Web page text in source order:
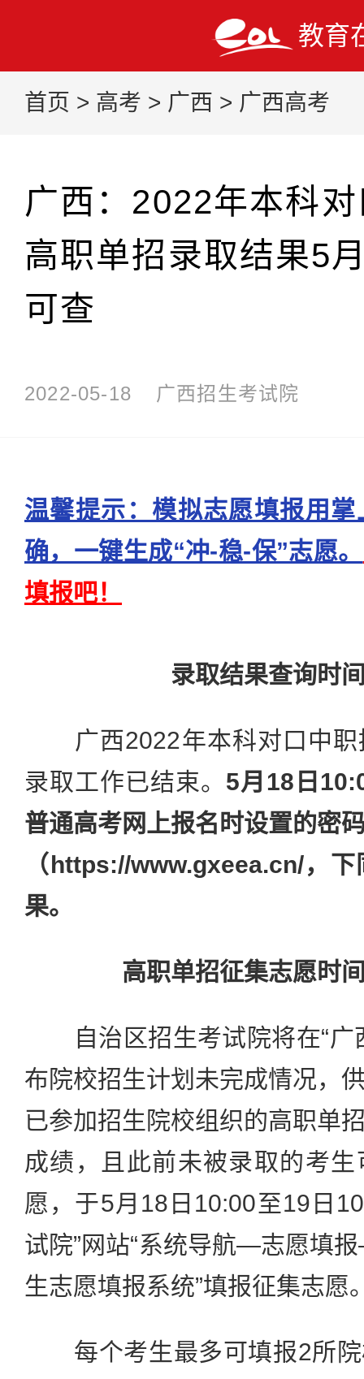
教育
首页 > 高考 > 广西 > 广西高考
广西：2022年本科
高职单招录取结果5
可查
2022-05-18 广西招生考试院
温馨提示：模拟志愿填报用
确，一键生成“冲-稳-保”志愿。
填报吧！
录取结果查询时
广西2022年本科对口中职
录取工作已结束。 5月18日
普通高考网上报名时设置的密
（https://www.gxeea.cn/，
果。
高职单招征集志愿时
自治区招生考试院将在“广
布院校招生计划未完成情况，
已参加招生院校组织的高职单
成绩，且此前未被录取的考
愿，于5月18日10:00至19日
试院”网站“系统导航—志愿填
生志愿填报系统”填报征集志愿
每个考生最多可填报2所院